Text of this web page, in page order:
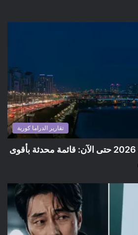
تقارير الدراما كورية
أفضل الدراما الكورية 2026 حتى الآن: قائمة محدثة بأقوى